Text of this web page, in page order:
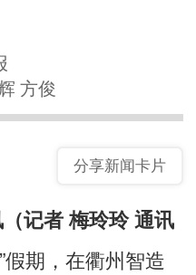
方俊
分享新闻卡片
记者 梅玲玲 通讯
假期，在衢州智造